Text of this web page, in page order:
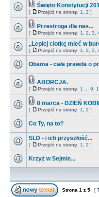
Święto Konstytucji
[ Przejdź na stronę: 1 2 ]
Przestroga dla nas...
[ Przejdź na stronę: 1 2 3
,,Lepiej ciotkę mieć w
[ Przejdź na stronę: 1 2 3
Obama - cała prawda o
ABORCJA.
[ Przejdź na stronę: 1 9
8 marca - DZIEŃ
[ Przejdź na stronę: 1 2 ]
Co Ty, na to?
SLD - i ich przyszłość...
[ Przejdź na stronę: 1 2 ]
Krzyż w Sejmie...
Strona 1 z 5 [